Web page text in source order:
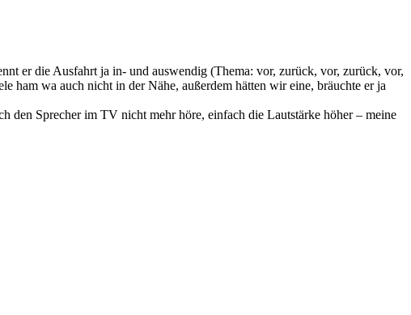
er die Ausfahrt ja in- und auswendig (Thema: vor, zurück, vor, zurück, vor,
ham wa auch nicht in der Nähe, außerdem hätten wir eine, bräuchte er ja
den Sprecher im TV nicht mehr höre, einfach die Lautstärke höher – meine